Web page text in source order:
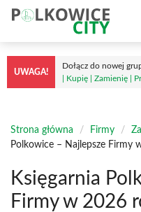
Przejdź
treści
UWAGA!
Dołącz do nowej
| Kupię | Zamienię |
Strona główna / Firmy /
Polkowice – Najlepsze Firmy
Księgarnia
Firmy w 2026